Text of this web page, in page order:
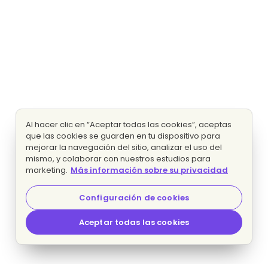
Al hacer clic en “Aceptar todas las cookies”, aceptas
que las cookies se guarden en tu dispositivo para
mejorar la navegación del sitio, analizar el uso del
mismo, y colaborar con nuestros estudios para
marketing. Más información sobre su privacidad
Configuración de cookies
Aceptar todas las cookies